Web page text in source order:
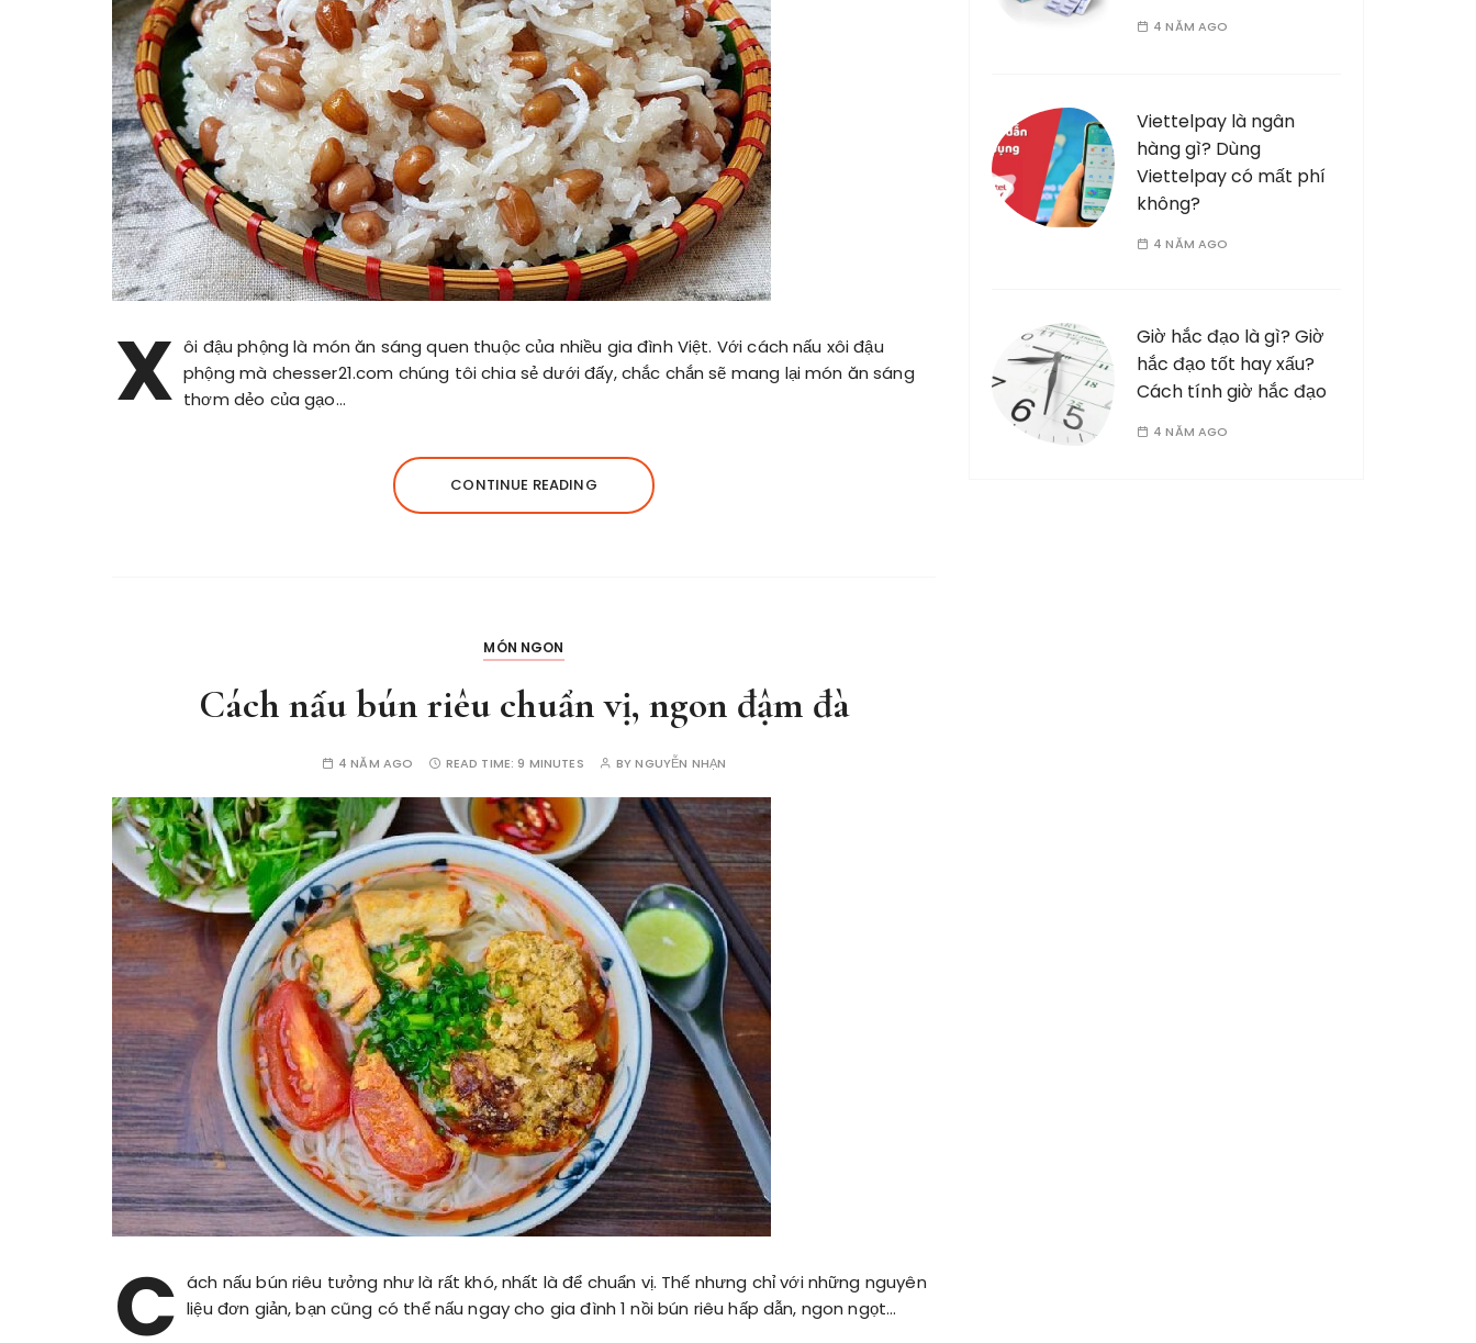
X ôi đậu phộng là món ăn sáng quen thuộc của nhiều gia đình Việt. Với cách nấu xôi đậu
phộng mà chesser21.com chúng tôi chia sẻ dưới đấy, chắc chắn sẽ mang lại món ăn sáng
thơm dẻo của gạo…
CONTINUE READING
MÓN NGON
Cách nấu bún riêu chuẩn vị, ngon đậm đà
4 NĂM AGO READ TIME: 9 MINUTES BYNGUYỄN NHẠN
C ách nấu bún riêu tưởng như là rất khó, nhất là để chuẩn vị. Thế nhưng chỉ với những nguyên
liệu đơn giản, bạn cũng có thể nấu ngay cho gia đình 1 nồi bún riêu hấp dẫn, ngon ngọt…
4 NĂM AGO
Viettelpay là ngân
hàng gì? Dùng
Viettelpay có mất phí
không?
4 NĂM AGO
Giờ hắc đạo là gì? Giờ
hắc đạo tốt hay xấu?
Cách tính giờ hắc đạo
4 NĂM AGO